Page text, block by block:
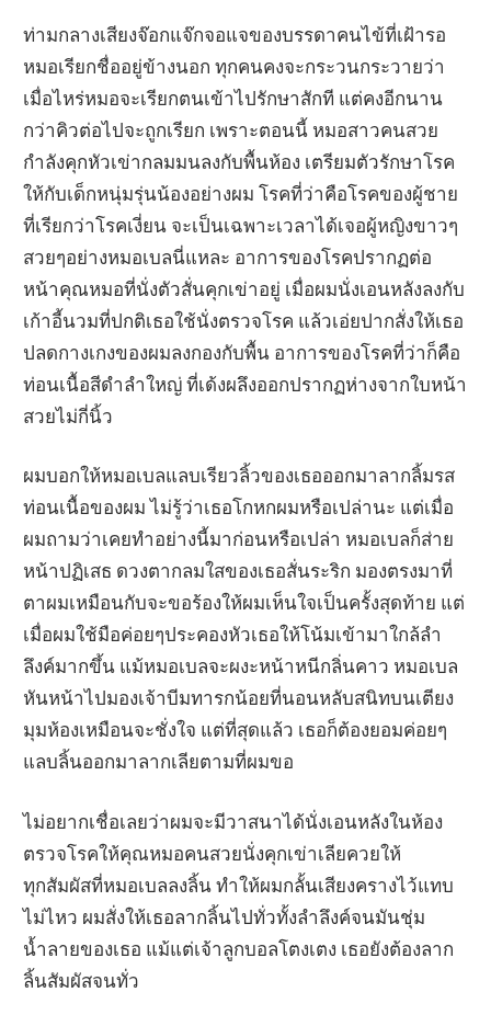
ท่ามกลางเสียงจ๊อกแจ๊กจอแจของบรรดาคนไข้ที่เฝ้ารอ
หมอเรียกชื่ออยู่ข้างนอก ทุกคนคงจะกระวนกระวายว่า
เมื่อไหร่หมอจะเรียกตนเข้าไปรักษาสักที แต่คงอีกนาน
กว่าคิวต่อไปจะถูกเรียก เพราะตอนนี้ หมอสาวคนสวย
กำลังคุกหัวเข่ากลมมนลงกับพื้นห้อง เตรียมตัวรักษาโรค
ให้กับเด็กหนุ่มรุ่นน้องอย่างผม โรคที่ว่าคือโรคของผู้ชาย
ที่เรียกว่าโรคเงี่ยน จะเป็นเฉพาะเวลาได้เจอผู้หญิงขาวๆ
สวยๆอย่างหมอเบลนี่แหละ อาการของโรคปรากฏต่อ
หน้าคุณหมอที่นั่งตัวสั่นคุกเข่าอยู่ เมื่อผมนั่งเอนหลังลงกับ
เก้าอี้นวมที่ปกติเธอใช้นั่งตรวจโรค แล้วเอ่ยปากสั่งให้เธอ
ปลดกางเกงของผมลงกองกับพื้น อาการของโรคที่ว่าก็คือ
ท่อนเนื้อสีดำลำใหญ่ ที่เด้งผลึงออกปรากฏห่างจากใบหน้า
สวยไม่กี่นิ้ว
ผมบอกให้หมอเบลแลบเรียวลิ้วของเธอออกมาลากลิ้มรส
ท่อนเนื้อของผม ไม่รู้ว่าเธอโกหกผมหรือเปล่านะ แต่เมื่อ
ผมถามว่าเคยทำอย่างนี้มาก่อนหรือเปล่า หมอเบลก็ส่าย
หน้าปฏิเสธ ดวงตากลมใสของเธอสั่นระริก มองตรงมาที่
ตาผมเหมือนกับจะขอร้องให้ผมเห็นใจเป็นครั้งสุดท้าย แต่
เมื่อผมใช้มือค่อยๆประคองหัวเธอให้โน้มเข้ามาใกล้ลำ
ลึงค์มากขึ้น แม้หมอเบลจะผงะหน้าหนีกลิ่นคาว หมอเบล
หันหน้าไปมองเจ้าบีมทารกน้อยที่นอนหลับสนิทบนเตียง
มุมห้องเหมือนจะชั่งใจ แต่ที่สุดแล้ว เธอก็ต้องยอมค่อยๆ
แลบลิ้นออกมาลากเลียตามที่ผมขอ
ไม่อยากเชื่อเลยว่าผมจะมีวาสนาได้นั่งเอนหลังในห้อง
ตรวจโรคให้คุณหมอคนสวยนั่งคุกเข่าเลียควยให้
ทุกสัมผัสที่หมอเบลลงลิ้น ทำให้ผมกลั้นเสียงครางไว้แทบ
ไม่ไหว ผมสั่งให้เธอลากลิ้นไปทั่วทั้งลำลึงค์จนมันชุ่ม
น้ำลายของเธอ แม้แต่เจ้าลูกบอลโตงเตง เธอยังต้องลาก
ลิ้นสัมผัสจนทั่ว